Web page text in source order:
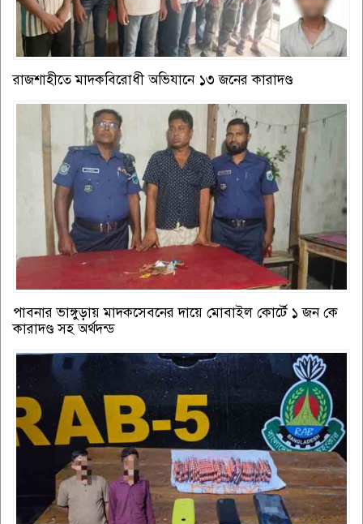
রাজশাহীতে মাদকবিরোধী অভিযানে ১৩ জনের কারাদণ্ড
পাবনার ভাঙ্গুড়ায় মাদকসেবনের দায়ে মোবাইল কোর্টে ১ জন কে
কারাদণ্ড সহ অর্থদন্ড